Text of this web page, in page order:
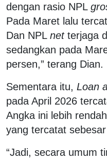
dengan rasio NPL
Pada Maret lalu
Dan NPL netterjaga
sedangkan pada
persen,” terang Dian.
Sementara itu, Loan
pada April 2026
Angka ini lebih
yang tercatat
“Jadi, secara umum